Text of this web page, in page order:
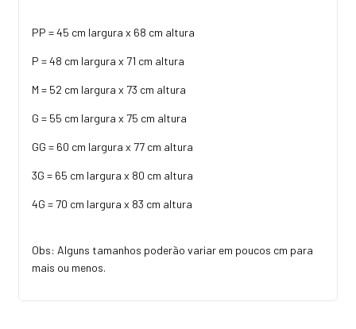
PP = 45 cm largura x 68 cm altura
P = 48 cm largura x 71 cm altura
M = 52 cm largura x 73 cm altura
G = 55 cm largura x 75 cm altura
GG = 60 cm largura x 77 cm altura
3G = 65 cm largura x 80 cm altura
4G = 70 cm largura x 83 cm altura
Obs: Alguns tamanhos poderão variar em poucos cm para
mais ou menos.